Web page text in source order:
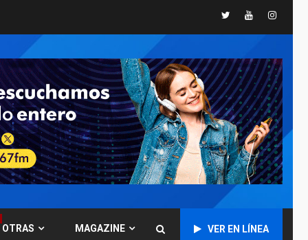
TwitterYoutube
OTRAS MAGAZINE VER EN LÍNEA
6
TITULARES
CNP plantea incluir
Libertad de Expresión
en agenda de
negociación con
comisión de AN 2015
7
DESTACADOS
NACIONALES
ÚLTIMA HORA
Gobierno nacional y
regional nos
respaldaron desde el
primer momento tras
asegura Gustavo